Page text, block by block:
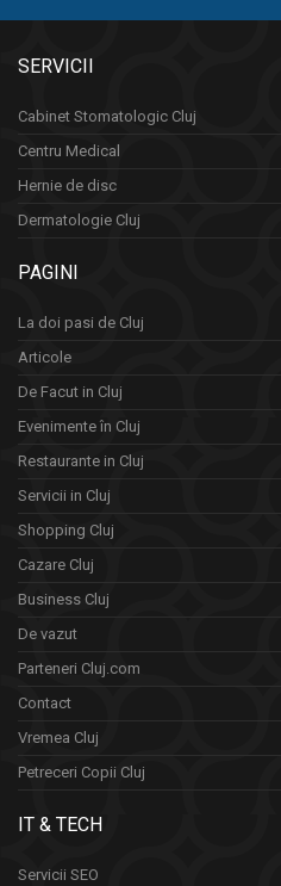
SERVICII
Cabinet Stomatologic Cluj
Centru Medical
Hernie de disc
Dermatologie Cluj
PAGINI
La doi pasi de Cluj
Articole
De Facut in Cluj
Evenimente în Cluj
Restaurante in Cluj
Servicii in Cluj
Shopping Cluj
Cazare Cluj
Business Cluj
De vazut
Parteneri Cluj.com
Contact
Vremea Cluj
Petreceri Copii Cluj
IT & TECH
Servicii SEO